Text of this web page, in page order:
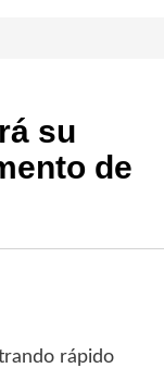
su
de
rápido